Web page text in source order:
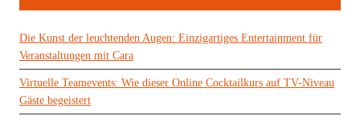
Die Kunst der leuchtenden Augen: Einzigartiges Entertainment für
Veranstaltungen mit Cara
Virtuelle Teamevents: Wie dieser Online Cocktailkurs auf TV-Niveau
Gäste begeistert